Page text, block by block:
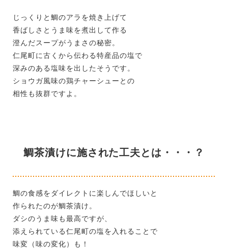
じっくりと鯛のアラを焼き上げて
香ばしさとうま味を煮出して作る
澄んだスープがうまさの秘密。
仁尾町に古くから伝わる特産品の塩で
深みのある塩味を出したそうです。
ショウガ風味の鶏チャーシューとの
相性も抜群ですよ。
鯛茶漬けに施された工夫とは・・・？
鯛の食感をダイレクトに楽しんでほしいと
作られたのが鯛茶漬け。
ダシのうま味も最高ですが、
添えられている仁尾町の塩を入れることで
味変（味の変化）も！